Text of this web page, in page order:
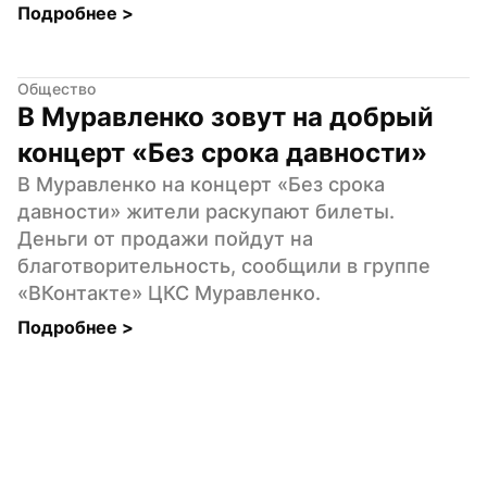
Подробнее >
Общество
В Муравленко зовут на добрый
концерт «Без срока давности»
В Муравленко на концерт «Без срока
давности» жители раскупают билеты.
Деньги от продажи пойдут на
благотворительность, сообщили в группе
«ВКонтакте» ЦКС Муравленко.
Подробнее >